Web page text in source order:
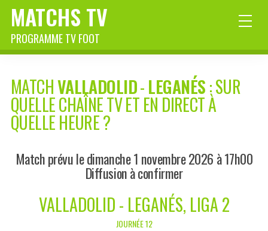
MATCHS TV
PROGRAMME TV FOOT
MATCHVALLADOLID-LEGANÉS: SUR
QUELLE CHAÎNE TV ET EN DIRECT À
QUELLE HEURE ?
Match prévu le dimanche 1 novembre 2026 à 17h00
Diffusion à confirmer
VALLADOLID - LEGANÉS, LIGA 2
JOURNÉE 12